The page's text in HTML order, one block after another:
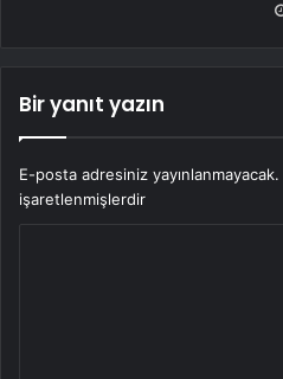
Bir yanıt yazın
E-posta adresiniz yayınlanmayacak.
işaretlenmişlerdir